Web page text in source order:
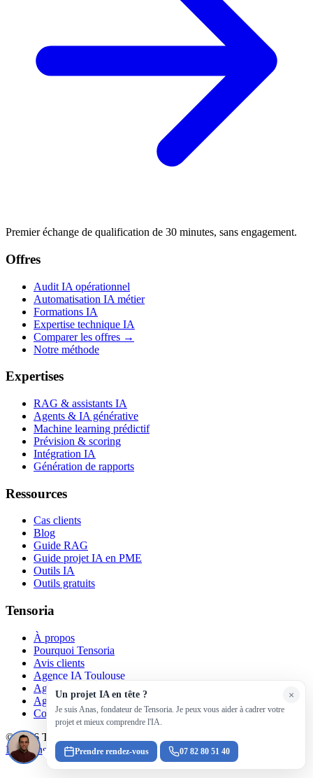
Premier échange de qualification de 30 minutes, sans engagement.
Offres
Audit IA opérationnel
Automatisation IA métier
Formations IA
Expertise technique IA
Comparer les offres →
Notre méthode
Expertises
RAG & assistants IA
Agents & IA générative
Machine learning prédictif
Prévision & scoring
Intégration IA
Génération de rapports
Ressources
Cas clients
Blog
Guide RAG
Guide projet IA en PME
Outils IA
Outils gratuits
Tensoria
À propos
Pourquoi Tensoria
Avis clients
Agence IA Toulouse
Agence IA Bordeaux
Agence IA Paris
Contact
© 2026 Tensoria : IA à Toulouse & Occitanie.
Mentions légales Confidentialité
×
Un projet IA en tête ?
Je suis Anas, fondateur de Tensoria. Je peux vous aider à cadrer votre
projet et mieux comprendre l'IA.
Prendre rendez-vous 07 82 80 51 40